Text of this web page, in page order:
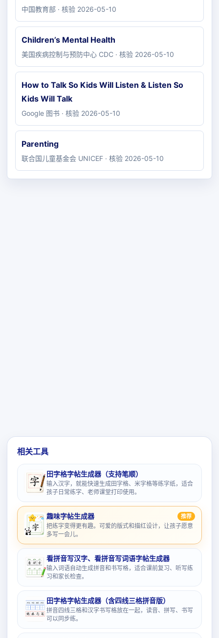
中国教育部 · 核验 2026-05-10
Children’s Mental Health
美国疾病控制与预防中心 CDC · 核验 2026-05-10
How to Talk So Kids Will Listen & Listen So
Kids Will Talk
Google 图书 · 核验 2026-05-10
Parenting
联合国儿童基金会 UNICEF · 核验 2026-05-10
相关工具
田字格字帖生成器（支持笔顺）
输入汉字，就能快速生成田字格、米字格等练字纸，适合
孩子日常练字、老师课堂打印使用。
趣味字帖生成器 推荐
把练字变得更有趣。可爱的版式和描红设计，让孩子愿意
多写一会儿。
看拼音写汉字、看拼音写词语字帖生成器
输入词语自动生成拼音和书写格，适合课前复习、听写练
习和家长检查。
田字格字帖生成器（含四线三格拼音版）
拼音四线三格和汉字书写格放在一起，读音、拼写、书写
可以同步练。